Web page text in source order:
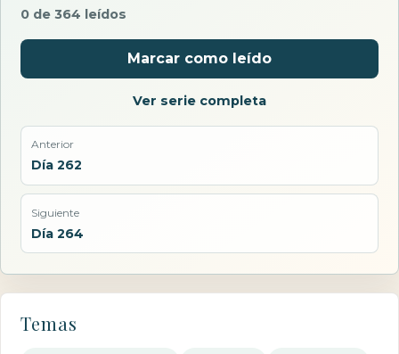
0 de 364 leídos
Marcar como leído
Ver serie completa
Anterior
Día 262
Siguiente
Día 264
Temas